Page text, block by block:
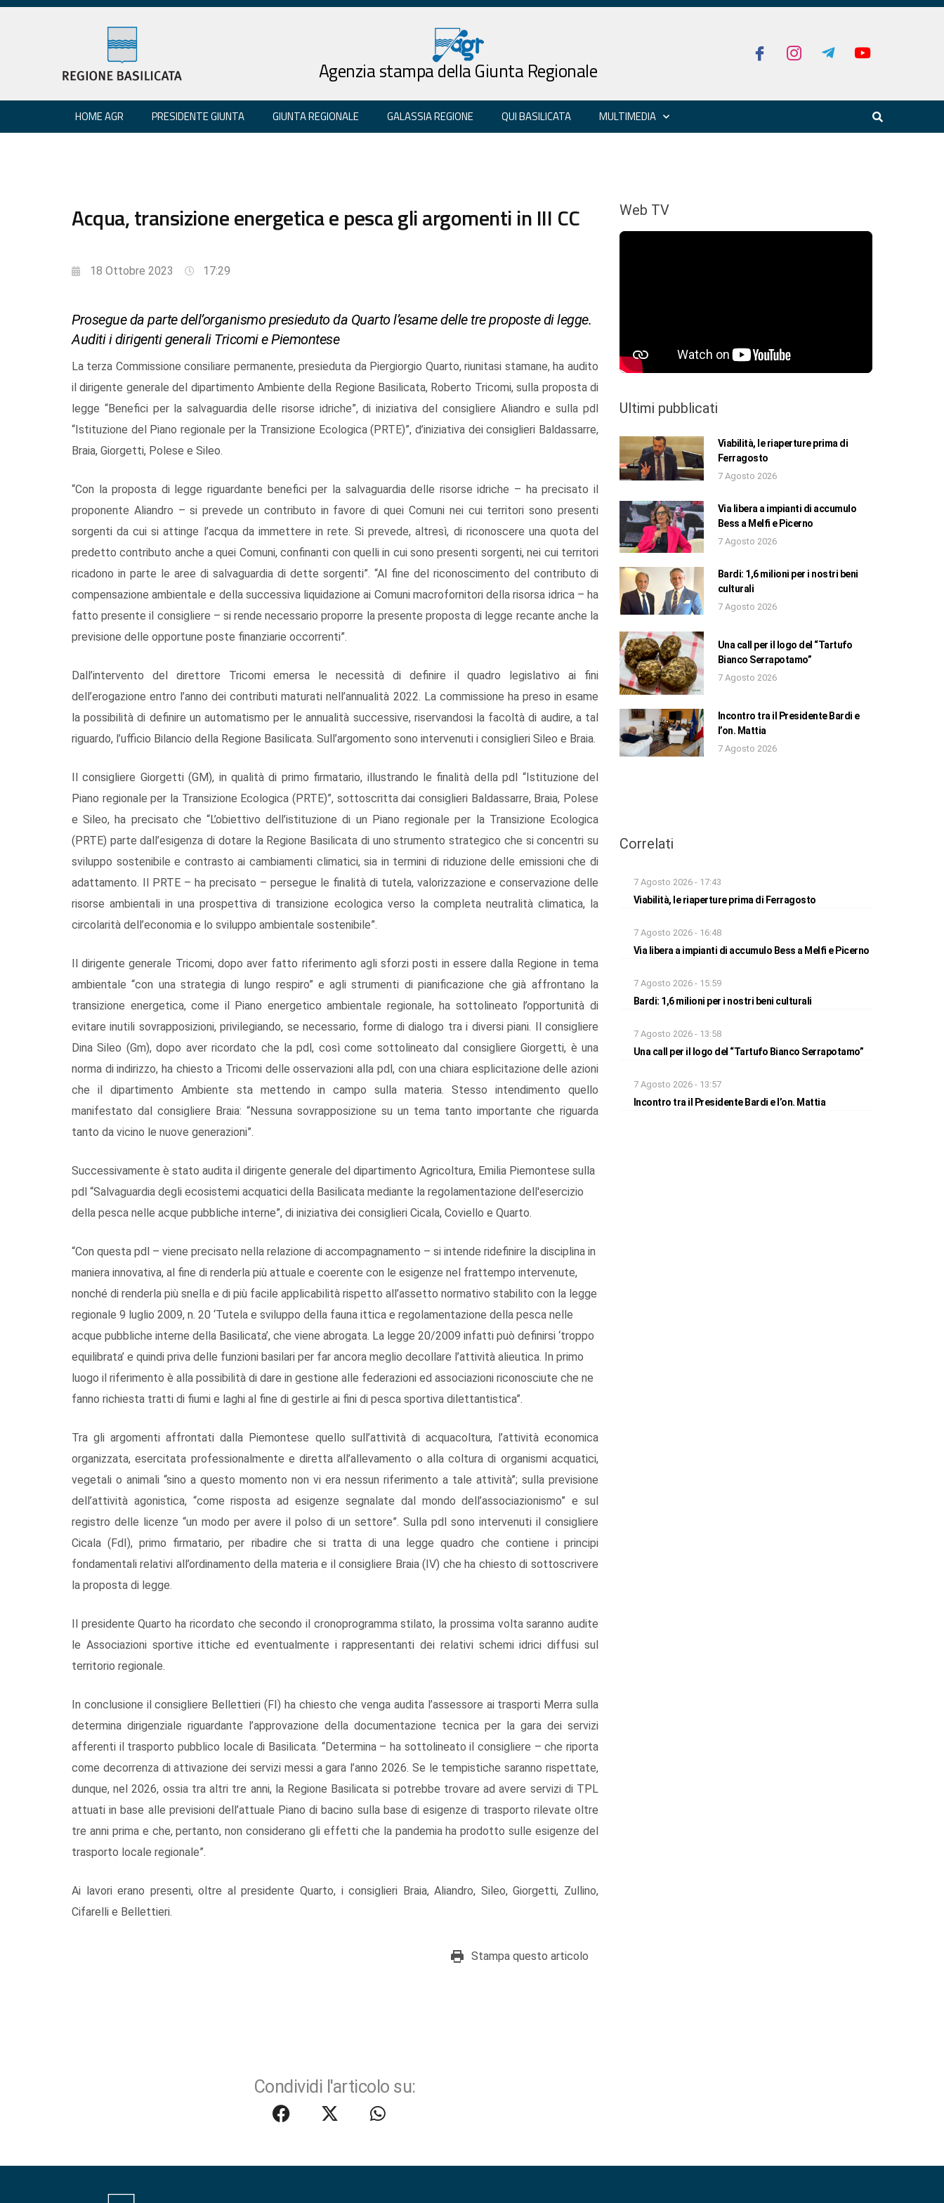
Agenzia stampa della Giunta Regionale
HOME AGR PRESIDENTE GIUNTA GIUNTA REGIONALE GALASSIA REGIONE QUI BASILICATA MULTIMEDIA
Acqua, transizione energetica e pesca gli argomenti in III CC
18 Ottobre 2023 17:29
Prosegue da parte dell’organismo presieduto da Quarto l’esame delle tre proposte di legge.
Auditi i dirigenti generali Tricomi e Piemontese
La terza Commissione consiliare permanente, presieduta da Piergiorgio Quarto, riunitasi stamane, ha audito
il dirigente generale del dipartimento Ambiente della Regione Basilicata, Roberto Tricomi, sulla proposta di
legge “Benefici per la salvaguardia delle risorse idriche”, di iniziativa del consigliere Aliandro e sulla pdl
“Istituzione del Piano regionale per la Transizione Ecologica (PRTE)”, d’iniziativa dei consiglieri Baldassarre,
Braia, Giorgetti, Polese e Sileo.
“Con la proposta di legge riguardante benefici per la salvaguardia delle risorse idriche – ha precisato il
proponente Aliandro – si prevede un contributo in favore di quei Comuni nei cui territori sono presenti
sorgenti da cui si attinge l’acqua da immettere in rete. Si prevede, altresì, di riconoscere una quota del
predetto contributo anche a quei Comuni, confinanti con quelli in cui sono presenti sorgenti, nei cui territori
ricadono in parte le aree di salvaguardia di dette sorgenti”. “Al fine del riconoscimento del contributo di
compensazione ambientale e della successiva liquidazione ai Comuni macrofornitori della risorsa idrica – ha
fatto presente il consigliere – si rende necessario proporre la presente proposta di legge recante anche la
previsione delle opportune poste finanziarie occorrenti”.
Dall’intervento del direttore Tricomi emersa le necessità di definire il quadro legislativo ai fini
dell’erogazione entro l’anno dei contributi maturati nell’annualità 2022. La commissione ha preso in esame
la possibilità di definire un automatismo per le annualità successive, riservandosi la facoltà di audire, a tal
riguardo, l’ufficio Bilancio della Regione Basilicata. Sull’argomento sono intervenuti i consiglieri Sileo e Braia.
Il consigliere Giorgetti (GM), in qualità di primo firmatario, illustrando le finalità della pdl “Istituzione del
Piano regionale per la Transizione Ecologica (PRTE)”, sottoscritta dai consiglieri Baldassarre, Braia, Polese
e Sileo, ha precisato che “L’obiettivo dell’istituzione di un Piano regionale per la Transizione Ecologica
(PRTE) parte dall’esigenza di dotare la Regione Basilicata di uno strumento strategico che si concentri su
sviluppo sostenibile e contrasto ai cambiamenti climatici, sia in termini di riduzione delle emissioni che di
adattamento. Il PRTE – ha precisato – persegue le finalità di tutela, valorizzazione e conservazione delle
risorse ambientali in una prospettiva di transizione ecologica verso la completa neutralità climatica, la
circolarità dell’economia e lo sviluppo ambientale sostenibile”.
Il dirigente generale Tricomi, dopo aver fatto riferimento agli sforzi posti in essere dalla Regione in tema
ambientale “con una strategia di lungo respiro” e agli strumenti di pianificazione che già affrontano la
transizione energetica, come il Piano energetico ambientale regionale, ha sottolineato l’opportunità di
evitare inutili sovrapposizioni, privilegiando, se necessario, forme di dialogo tra i diversi piani. Il consigliere
Dina Sileo (Gm), dopo aver ricordato che la pdl, così come sottolineato dal consigliere Giorgetti, è una
norma di indirizzo, ha chiesto a Tricomi delle osservazioni alla pdl, con una chiara esplicitazione delle azioni
che il dipartimento Ambiente sta mettendo in campo sulla materia. Stesso intendimento quello
manifestato dal consigliere Braia: “Nessuna sovrapposizione su un tema tanto importante che riguarda
tanto da vicino le nuove generazioni”.
Successivamente è stato audita il dirigente generale del dipartimento Agricoltura, Emilia Piemontese sulla
pdl “Salvaguardia degli ecosistemi acquatici della Basilicata mediante la regolamentazione dell'esercizio
della pesca nelle acque pubbliche interne”, di iniziativa dei consiglieri Cicala, Coviello e Quarto.
“Con questa pdl – viene precisato nella relazione di accompagnamento – si intende ridefinire la disciplina in
maniera innovativa, al fine di renderla più attuale e coerente con le esigenze nel frattempo intervenute,
nonché di renderla più snella e di più facile applicabilità rispetto all’assetto normativo stabilito con la legge
regionale 9 luglio 2009, n. 20 ‘Tutela e sviluppo della fauna ittica e regolamentazione della pesca nelle
acque pubbliche interne della Basilicata’, che viene abrogata. La legge 20/2009 infatti può definirsi ‘troppo
equilibrata’ e quindi priva delle funzioni basilari per far ancora meglio decollare l’attività alieutica. In primo
luogo il riferimento è alla possibilità di dare in gestione alle federazioni ed associazioni riconosciute che ne
fanno richiesta tratti di fiumi e laghi al fine di gestirle ai fini di pesca sportiva dilettantistica”.
Tra gli argomenti affrontati dalla Piemontese quello sull’attività di acquacoltura, l’attività economica
organizzata, esercitata professionalmente e diretta all’allevamento o alla coltura di organismi acquatici,
vegetali o animali “sino a questo momento non vi era nessun riferimento a tale attività”; sulla previsione
dell’attività agonistica, “come risposta ad esigenze segnalate dal mondo dell’associazionismo” e sul
registro delle licenze “un modo per avere il polso di un settore”. Sulla pdl sono intervenuti il consigliere
Cicala (FdI), primo firmatario, per ribadire che si tratta di una legge quadro che contiene i principi
fondamentali relativi all’ordinamento della materia e il consigliere Braia (IV) che ha chiesto di sottoscrivere
la proposta di legge.
Il presidente Quarto ha ricordato che secondo il cronoprogramma stilato, la prossima volta saranno audite
le Associazioni sportive ittiche ed eventualmente i rappresentanti dei relativi schemi idrici diffusi sul
territorio regionale.
In conclusione il consigliere Bellettieri (FI) ha chiesto che venga audita l’assessore ai trasporti Merra sulla
determina dirigenziale riguardante l’approvazione della documentazione tecnica per la gara dei servizi
afferenti il trasporto pubblico locale di Basilicata. “Determina – ha sottolineato il consigliere – che riporta
come decorrenza di attivazione dei servizi messi a gara l’anno 2026. Se le tempistiche saranno rispettate,
dunque, nel 2026, ossia tra altri tre anni, la Regione Basilicata si potrebbe trovare ad avere servizi di TPL
attuati in base alle previsioni dell’attuale Piano di bacino sulla base di esigenze di trasporto rilevate oltre
tre anni prima e che, pertanto, non considerano gli effetti che la pandemia ha prodotto sulle esigenze del
trasporto locale regionale”.
Ai lavori erano presenti, oltre al presidente Quarto, i consiglieri Braia, Aliandro, Sileo, Giorgetti, Zullino,
Cifarelli e Bellettieri.
Stampa questo articolo
Condividi l'articolo su:
Web TV
Ultimi pubblicati
Viabilità, le riaperture prima di
Ferragosto
7 Agosto 2026
Via libera a impianti di accumulo
Bess a Melfi e Picerno
7 Agosto 2026
Bardi: 1,6 milioni per i nostri beni
culturali
7 Agosto 2026
Una call per il logo del “Tartufo
Bianco Serrapotamo”
7 Agosto 2026
Incontro tra il Presidente Bardi e
l’on. Mattia
7 Agosto 2026
Correlati
7 Agosto 2026 - 17:43
Viabilità, le riaperture prima di Ferragosto
7 Agosto 2026 - 16:48
Via libera a impianti di accumulo Bess a Melfi e Picerno
7 Agosto 2026 - 15:59
Bardi: 1,6 milioni per i nostri beni culturali
7 Agosto 2026 - 13:58
Una call per il logo del “Tartufo Bianco Serrapotamo”
7 Agosto 2026 - 13:57
Incontro tra il Presidente Bardi e l’on. Mattia